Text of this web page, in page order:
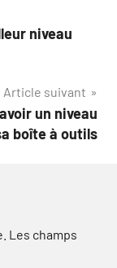
niveau
Article suivant
un niveau
boîte à outils
Les champs